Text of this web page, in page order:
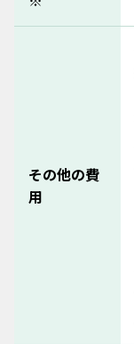
その他の費
用